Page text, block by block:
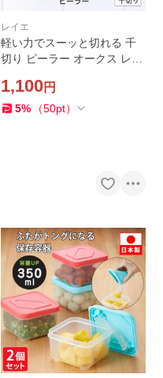
レイエ
軽い力でスーッと切れる 千
切り ピーラー オークス レイ
り付き ステンレス きんぴら
ごぼう 大根 根菜 よく切れる
1,100円
5% （50pt）